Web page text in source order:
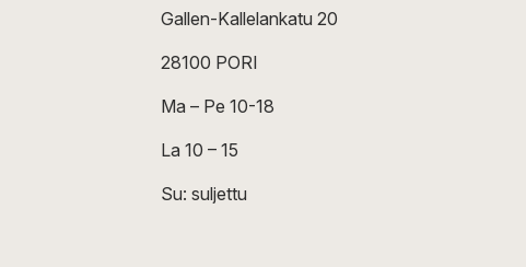
Gallen-Kallelankatu 20
28100 PORI
Ma – Pe 10-18
La 10 – 15
Su: suljettu